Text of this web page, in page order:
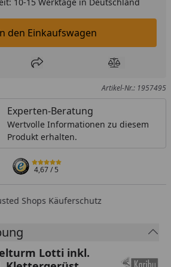
10-15 Werktage in Deutschland
In den Einkaufswagen legen
den Einkaufswagen
Wunschliste hinzufügen
Teilen Produkt
Artikel-Nr.: 1957495
Experten-Beratung
Wertvolle Informationen zu diesem
Produkt erhalten.
4,67/ 5
Shops Käuferschutz
Lotti inkl.